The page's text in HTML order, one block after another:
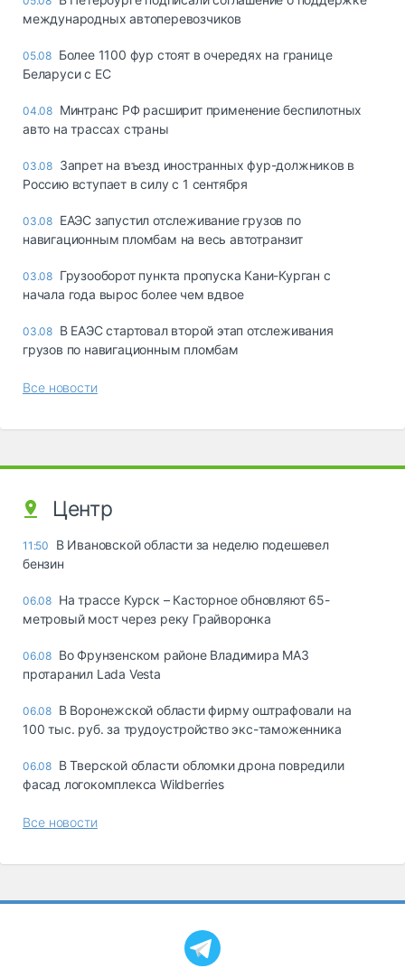
международных автоперевозчиков
05.08 Более 1100 фур стоят в очередях на границе
Беларуси с ЕС
04.08 Минтранс РФ расширит применение беспилотных
авто на трассах страны
03.08 Запрет на въезд иностранных фур-должников в
Россию вступает в силу с 1 сентября
03.08 ЕАЭС запустил отслеживание грузов по
навигационным пломбам на весь автотранзит
03.08 Грузооборот пункта пропуска Кани-Курган с
начала года вырос более чем вдвое
03.08 В ЕАЭС стартовал второй этап отслеживания
грузов по навигационным пломбам
Все новости
Центр
11:50
В Ивановской области за неделю подешевел
бензин
06.08 На трассе Курск – Касторное обновляют 65-
метровый мост через реку Грайворонка
06.08 Во Фрунзенском районе Владимира МАЗ
протаранил Lada Vesta
06.08 В Воронежской области фирму оштрафовали на
100 тыс. руб. за трудоустройство экс-таможенника
06.08 В Тверской области обломки дрона повредили
фасад логокомплекса Wildberries
Все новости